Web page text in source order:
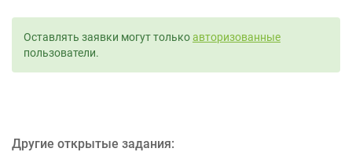
Оставлять заявки могут толькоавторизованные
пользователи.
Другие открытые задания: